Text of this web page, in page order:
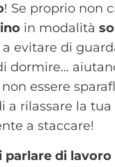
! Se proprio non
in modalità
evitare di
dormire…
essere
a rilassare la
a staccare!
parlare di